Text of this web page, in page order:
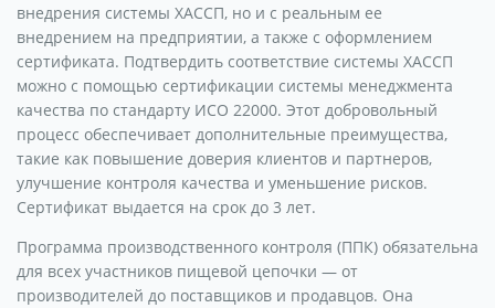
внедрения системы ХАССП, но и с реальным ее
внедрением на предприятии, а также с оформлением
сертификата. Подтвердить соответствие системы ХАССП
можно с помощью сертификации системы менеджмента
качества по стандарту ИСО 22000. Этот добровольный
процесс обеспечивает дополнительные преимущества,
такие как повышение доверия клиентов и партнеров,
улучшение контроля качества и уменьшение рисков.
Сертификат выдается на срок до 3 лет.
Программа производственного контроля (ППК) обязательна
для всех участников пищевой цепочки — от
производителей до поставщиков и продавцов. Она